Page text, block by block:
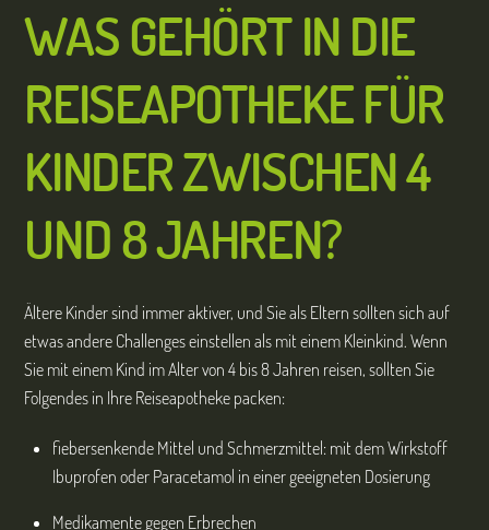
WAS GEHÖRTIN DIE
REISEAPOTHEKE FÜR
KINDER ZWISCHEN 4
UND 8 JAHREN?
Ältere Kinder sind immer aktiver, und Sie als Eltern sollten sich auf
etwas andere Challenges einstellen als mit einem Kleinkind. Wenn
Sie mit einem Kind im Alter von 4 bis 8 Jahren reisen, sollten Sie
Folgendes in Ihre Reiseapotheke packen:
fiebersenkende Mittel und Schmerzmittel: mit dem Wirkstoff
Ibuprofen oder Paracetamol in einer geeigneten Dosierung
Medikamente gegen Erbrechen